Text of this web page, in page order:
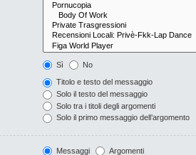
Sì No
Titolo e testo del messaggio
Solo il testo del messaggio
Solo tra i titoli degli argomenti
Solo il primo messaggio dell’argomento
Messaggi Argomenti